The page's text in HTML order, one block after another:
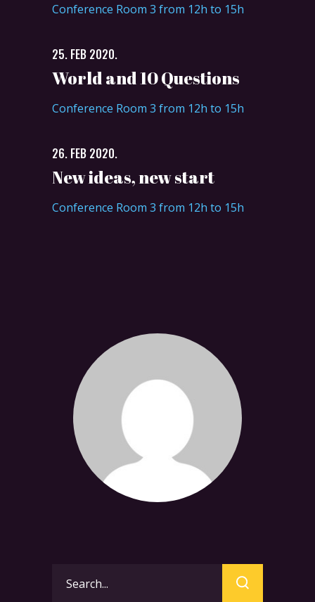
Conference Room 3 from 12h to 15h
25. FEB 2020.
World and 10 Questions
Conference Room 3 from 12h to 15h
26. FEB 2020.
New ideas, new start
Conference Room 3 from 12h to 15h
for: